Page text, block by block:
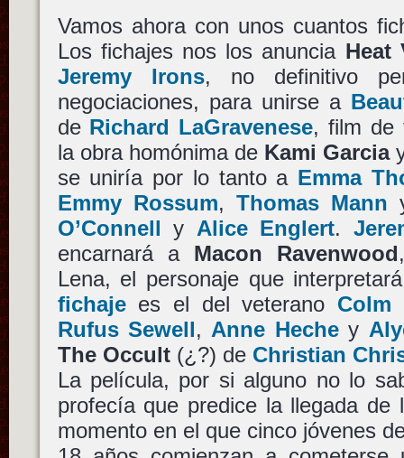
Vamos ahora con unos cuantos
Los fichajes nos los anuncia Heat
Jeremy Irons, no definitivo
negociaciones, para unirse a
de Richard LaGravenese, film de
la obra homónima de Kami Garcia
se uniría por lo tanto a Emma
Emmy Rossum, Thomas Mann
O’Connell y Alice Englert.
encarnará a Macon Ravenwood
Lena, el personaje que
fichajees el del veterano Colm
Rufus Sewell, Anne Hechey
The Occult(¿?) de Christian
La película, por si alguno no lo
profecía que predice la llegada
momento en el que cinco jóvenes